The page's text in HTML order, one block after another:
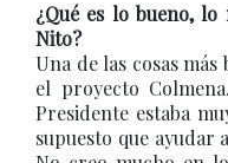
¿Qué es lo bueno,
Nito?
Una de las cosas
el proyecto
Presidente estaba
supuesto que ayudar